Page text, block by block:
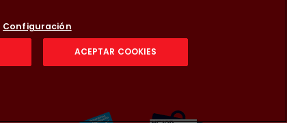
Configuración
ACEPTAR COOKIES